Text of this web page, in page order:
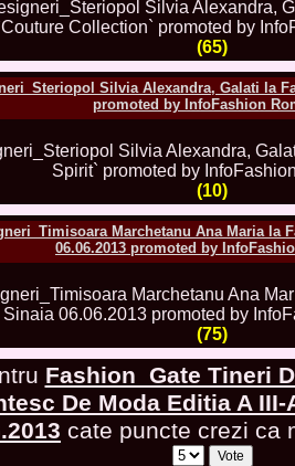
(65)
Silvia Alexandra, Galati la
promoted by InfoFashion
(10)
Marchetanu Ana Maria la
06.06.2013 promoted by
(75)
Fashion_Gate Tineri
De Moda Editia A
cate puncte crezi ca